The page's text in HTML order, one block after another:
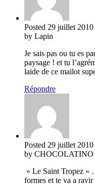
Posted 29 juillet 2010
by Lapin
Je sais pas ou tu es
paysage ! et tu
laide de ce mailot
Répondre
Posted 29 juillet 2010
by CHOCOLATINO
» Le Saint Tropez «
formes et te va a